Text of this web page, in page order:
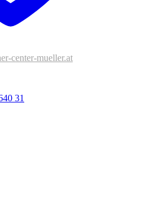
center-mueller.at
31